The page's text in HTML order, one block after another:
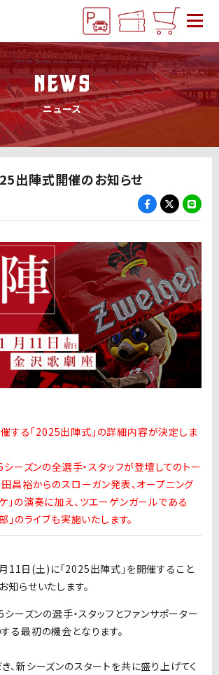
NEWS
ニュース
出陣式開催のお知らせ
する「2025出陣式」の詳細内容が決定しま
ーズンの全選手・スタッフが登壇してのトー
田昌裕からのスローガン発表、オープニング
」の演奏に加え、ツエーゲンガールである
」のライブも実施いたします。
月 11 日 (土 ) に「2025出陣式」を開催すること
知らせいたします。
シーズンの選手・スタッフとファンサポーター
る最初の機会となります。
、新シーズンのスタートを共に盛り上げてく